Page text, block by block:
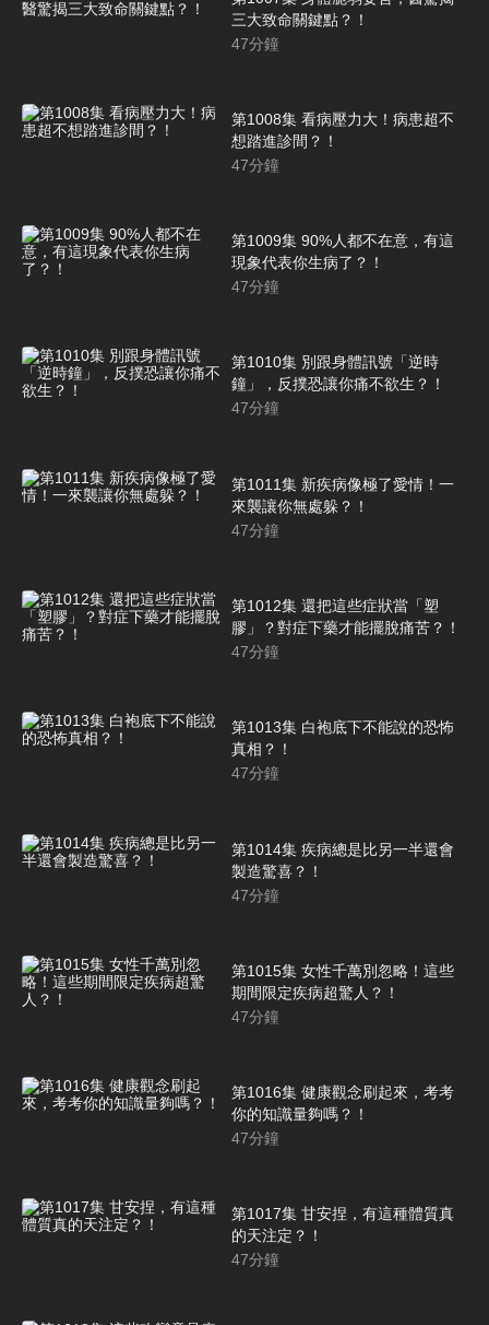
三大致命關鍵點？！
47分鐘
第1008集 看病壓力大！病患超不
想踏進診間？！
47分鐘
第1009集 90%人都不在意，有這
現象代表你生病了？！
47分鐘
第1010集 別跟身體訊號「逆時
鐘」，反撲恐讓你痛不欲生？！
47分鐘
第1011集 新疾病像極了愛情！一
來襲讓你無處躲？！
47分鐘
第1012集 還把這些症狀當「塑
膠」？對症下藥才能擺脫痛苦？！
47分鐘
第1013集 白袍底下不能說的恐怖
真相？！
47分鐘
第1014集 疾病總是比另一半還會
製造驚喜？！
47分鐘
第1015集 女性千萬別忽略！這些
期間限定疾病超驚人？！
47分鐘
第1016集 健康觀念刷起來，考考
你的知識量夠嗎？！
47分鐘
第1017集 甘安捏，有這種體質真
的天注定？！
47分鐘